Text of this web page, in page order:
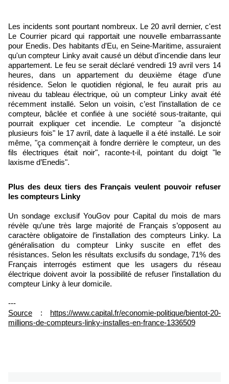
Les incidents sont pourtant nombreux. Le 20 avril dernier, c'est
Le Courrier picard qui rapportait une nouvelle embarrassante
pour Enedis. Des habitants d'Eu, en Seine-Maritime, assuraient
qu'un compteur Linky avait causé un début d'incendie dans leur
appartement. Le feu se serait déclaré vendredi 19 avril vers 14
heures, dans un appartement du deuxième étage d’une
résidence. Selon le quotidien régional, le feu aurait pris au
niveau du tableau électrique, où un compteur Linky avait été
récemment installé. Selon un voisin, c’est l’installation de ce
compteur, bâclée et confiée à une société sous-traitante, qui
pourrait expliquer cet incendie. Le compteur "a disjoncté
plusieurs fois" le 17 avril, date à laquelle il a été installé. Le soir
même, "ça commençait à fondre derrière le compteur, un des
fils électriques était noir", raconte-t-il, pointant du doigt "le
laxisme d’Enedis".
Plus des deux tiers des Français veulent pouvoir refuser
les compteurs Linky
Un sondage exclusif YouGov pour Capital du mois de mars
révèle qu’une très large majorité de Français s’opposent au
caractère obligatoire de l’installation des compteurs Linky. La
généralisation du compteur Linky suscite en effet des
résistances. Selon les résultats exclusifs du sondage, 71% des
Français interrogés estiment que les usagers du réseau
électrique doivent avoir la possibilité de refuser l’installation du
compteur Linky à leur domicile.
---
Source : https://www.capital.fr/economie-politique/bientot-20-
millions-de-compteurs-linky-installes-en-france-1336509